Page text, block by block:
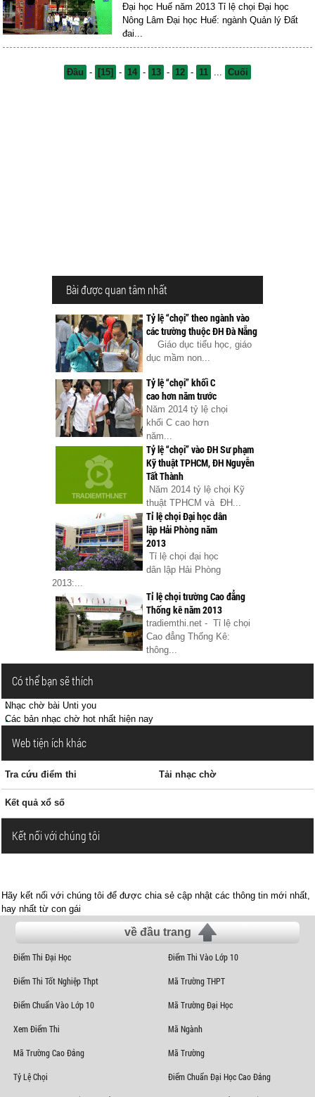
Đại học Huế năm 2013 Tỉ lệ chọi Đại học
Nông Lâm Đại học Huế: ngành Quản lý Đất
đai...
Đầu - [15] - 14 - 13 - 12 - 11 ... Cuối
Bài được quan tâm nhất
Tỷ lệ “chọi” theo ngành vào
các trường thuộc ĐH Đà Nẵng
Giáo dục tiểu học, giáo
dục mầm non...
Tỷ lệ “chọi” khối C
cao hơn năm trước
Năm 2014 tỷ lệ chọi
khối C cao hơn
năm...
Tỷ lệ “chọi” vào ĐH Sư phạm
Kỹ thuật TPHCM, ĐH Nguyễn
Tất Thành
Năm 2014 tỷ lệ chọi Kỹ
thuật TPHCM và ĐH...
Tỉ lệ chọi Đại học dân
lập Hải Phòng năm
2013
Tỉ lệ chọi đại học
dân lập Hải Phòng
2013:...
Tỉ lệ chọi trường Cao đẳng
Thống kê năm 2013
tradiemthi.net - Tỉ lệ chọi
Cao đẳng Thống Kê:
thông...
Có thể bạn sẽ thích
Nhạc chờ bài Unti you
Các bản nhạc chờ hot nhất hiện nay
Web tiện ích khác
Tra cứu điểm thi Tải nhạc chờ
Kết quả xổ số
Kết nối với chúng tôi
Hãy kết nối với chúng tôi để được chia sẻ cập nhật các thông tin mới nhất,
hay nhất từ con gái
về đầu trang
Điểm Thi Đại Học Điểm Thi Vào Lớp 10
Điểm Thi Tốt Nghiệp Thpt Mã Trường THPT
Điểm Chuẩn Vào Lớp 10 Mã Trường Đại Học
Xem Điểm Thi Mã Ngành
Mã Trường Cao Đẳng Mã Trường
Tỷ Lệ Chọi Điểm Chuẩn Đại Học Cao Đẳng